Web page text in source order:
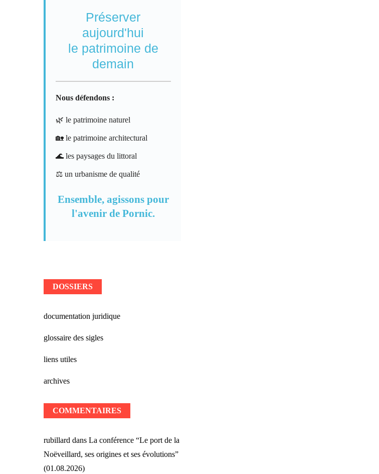
Préserver
aujourd'hui
le patrimoine de
demain
Nous défendons :
🌿 le patrimoine naturel
🏡 le patrimoine architectural
🌊 les paysages du littoral
⚖️ un urbanisme de qualité
Ensemble, agissons pour
l'avenir de Pornic.
DOSSIERS
documentation juridique
glossaire des sigles
liens utiles
archives
COMMENTAIRES
rubillard dans La conférence “Le port de la
Noëveillard, ses origines et ses évolutions”
(01.08.2026)